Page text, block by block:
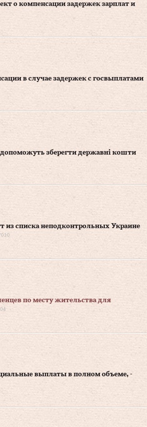
о компенсации задержек зарплат и
в случае задержек с госвыплатами
допоможуть зберегти державні кошти
из списка неподконтрольных Украине
по месту жительства для
выплаты в полном объеме, -